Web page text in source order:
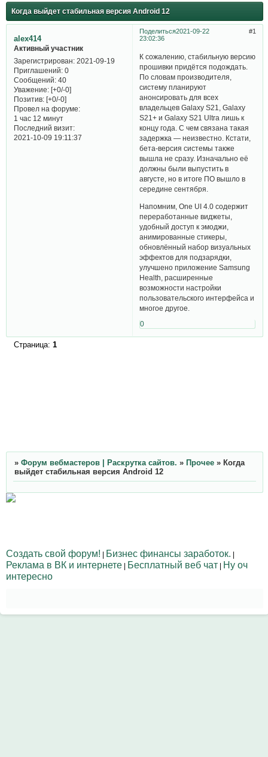
Когда выйдет стабильная версия Android 12
Поделиться 1
2021-09-22
23:02:36
alex414
Активный участник
Зарегистрирован: 2021-09-19
Приглашений:0
Сообщений:40
Уважение: [+0/-0]
Позитив: [+0/-0]
Провел на форуме:
1 час 12 минут
Последний визит:
2021-10-09 19:11:37
К сожалению, стабильную версию
прошивки придётся подождать.
По словам производителя,
систему планируют
анонсировать для всех
владельцев Galaxy S21, Galaxy
S21+ и Galaxy S21 Ultra лишь к
концу года. С чем связана такая
задержка — неизвестно. Кстати,
бета-версия системы также
вышла не сразу. Изначально её
должны были выпустить в
августе, но в итоге ПО вышло в
середине сентября.
Напомним, One UI 4.0 содержит
переработанные виджеты,
удобный доступ к эмоджи,
анимированные стикеры,
обновлённый набор визуальных
эффектов для подзарядки,
улучшено приложение Samsung
Health, расширенные
возможности настройки
пользовательского интерфейса и
многое другое.
0
Страница: 1
» Форум вебмастеров | Раскрутка сайтов. » Прочее » Когда
выйдет стабильная версия Android 12
Создать свой форум! | Бизнес финансы заработок. |
Реклама в ВК и интернете | Бесплатный веб чат | Ну оч
интересно